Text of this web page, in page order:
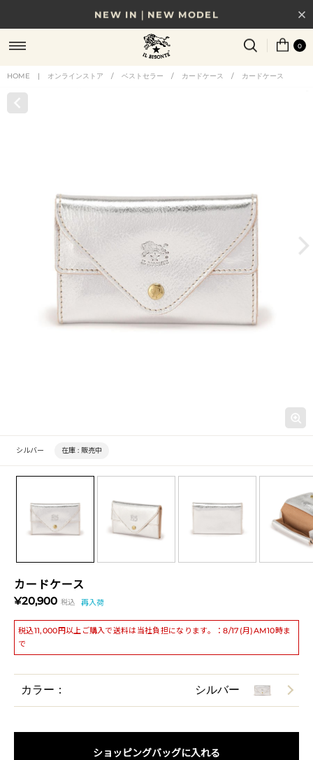
NEW IN｜NEW MODEL
8/17(月)10時まで｜税込11,000円以上で送料無料
贈る相手やシーンから選べる、新しいギフトガイド
0
HOME | オンラインストア / ベストセラー / カードケース / カードケース
カードケース
¥20,900 税込 再入荷
税込11,000円以上ご購入で送料は当社負担になります。：8/17(月)AM10時ま
で
シルバー 在庫 : 販売中
カラー： シルバー
ショッピングバッグに入れる